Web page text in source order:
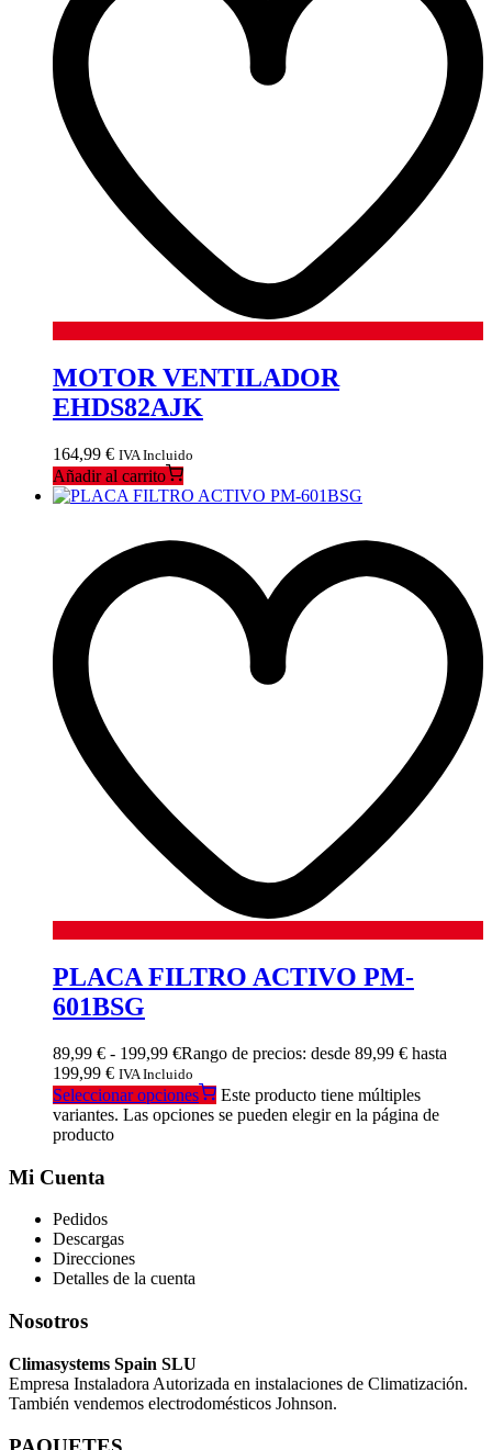
MOTOR VENTILADOR
EHDS82AJK
164,99 € IVA Incluido
Añadir al carrito
PLACA FILTRO ACTIVO PM-
601BSG
89,99 € - 199,99 €Rango de precios: desde 89,99 € hasta
199,99 € IVA Incluido
Seleccionar opciones
Este producto tiene múltiples
variantes. Las opciones se pueden elegir en la página de
producto
Mi Cuenta
Pedidos
Descargas
Direcciones
Detalles de la cuenta
Nosotros
Climasystems Spain SLU
Empresa Instaladora Autorizada en instalaciones de Climatización.
También vendemos electrodomésticos Johnson.